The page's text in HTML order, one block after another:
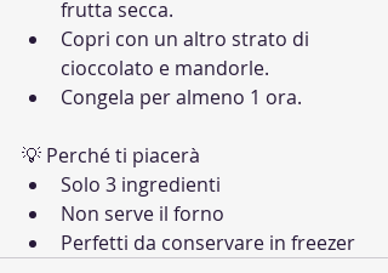
frutta secca.
Copri con un altro strato di
cioccolato e mandorle.
Congela per almeno 1 ora.
💡 Perché ti piacerà
Solo 3 ingredienti
Non serve il forno
Perfetti da conservare in freezer